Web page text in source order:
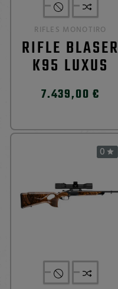
RIFLES MONOTIRO
RIFLE BLASER
K95 LUXUS
7.439,00 €
0 